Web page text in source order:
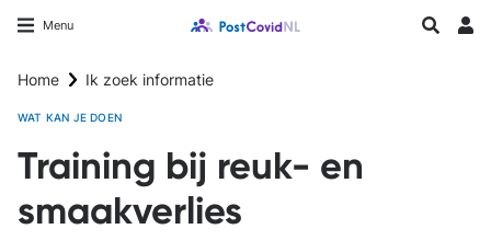
gaan
Menu Longfonds homepageZoeken
Home Ik zoek informatie
WAT KAN JE DOEN
Training bij reuk- en
smaakverlies